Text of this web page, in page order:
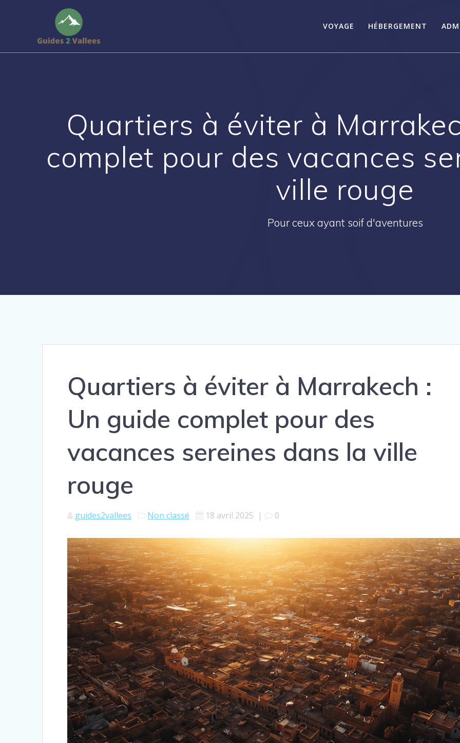
VOYAGE HÉBERGEMENT
Quartiers à éviter à
complet pour des vacances
ville rouge
Pour ceux ayant soif d'aventures
Quartiers à éviter à Marrakech :
Un guide complet pour des
vacances sereines dans la ville
rouge
guides2vallees Non classé 18 avril 2025 | 0